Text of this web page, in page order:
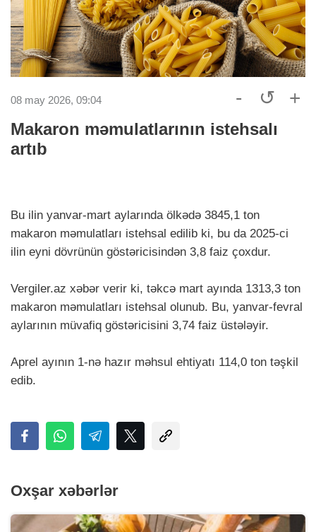
08 may 2026, 09:04 - ↺ +
Makaron məmulatlarının istehsalı
artıb
Bu ilin yanvar-mart aylarında ölkədə 3845,1 ton
makaron məmulatları istehsal edilib ki, bu da 2025-ci
ilin eyni dövrünün göstəricisindən 3,8 faiz çoxdur.
Vergiler.аz xəbər verir ki, təkcə mart ayında 1313,3 ton
makaron məmulatları istehsal olunub. Bu, yanvar-fevral
aylarının müvafiq göstəricisini 3,74 faiz üstələyir.
Aprel ayının 1-nə hazır məhsul ehtiyatı 114,0 ton təşkil
edib.
Oxşar xəbərlər